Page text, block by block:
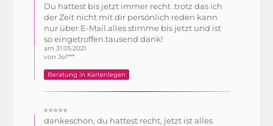
Du hattest bis jetzt immer recht .trotz das ich
der Zeit nicht mit dir persönlich reden kann
nur über E-Mail.alles stimme bis jetzt und ist
so eingetroffen.tausend dank!
am 31.05.2021
von Jol***
Beratung in Kartenlegen
⭐⭐⭐⭐⭐
dankeschön, du hattest recht, jetzt ist alles